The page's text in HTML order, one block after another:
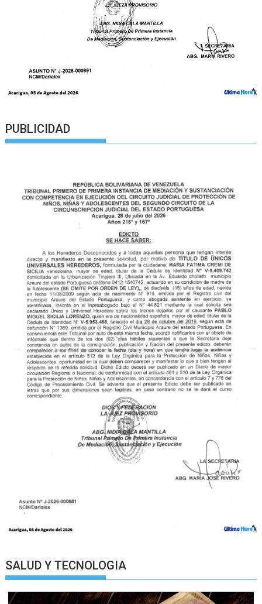
PUBLICIDAD
SALUD Y TECNOLOGIA